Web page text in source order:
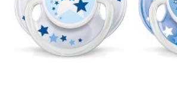
Posteljine, vrećice i baldahini
Odeća i obuća